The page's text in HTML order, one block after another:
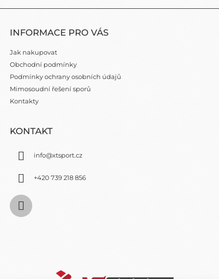
INFORMACE PRO VÁS
Jak nakupovat
Obchodní podmínky
Podmínky ochrany osobních údajů
Mimosoudní řešení sporů
Kontakty
KONTAKT
info@xtsport.cz
+420 739 218 856